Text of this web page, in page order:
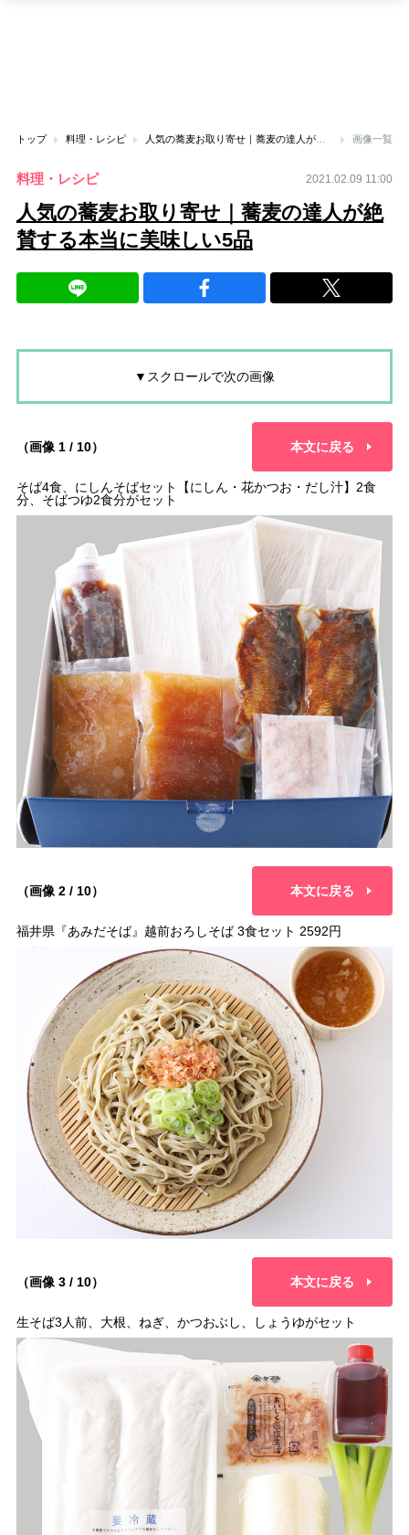
トップ 料理・レシピ 人気の蕎麦お取り寄せ｜蕎麦の達人が絶賛する本当に美味しい5品 画像一覧
料理・レシピ 2021.02.09 11:00
人気の蕎麦お取り寄せ｜蕎麦の達人が絶
賛する本当に美味しい5品
▼スクロールで次の画像
（画像 1 / 10） 本文に戻る
そば4食、にしんそばセット【にしん・花かつお・だし汁】2食
分、そばつゆ2食分がセット
（画像 2 / 10） 本文に戻る
福井県『あみだそば』越前おろしそば 3食セット 2592円
（画像 3 / 10） 本文に戻る
生そば3人前、大根、ねぎ、かつおぶし、しょうゆがセット